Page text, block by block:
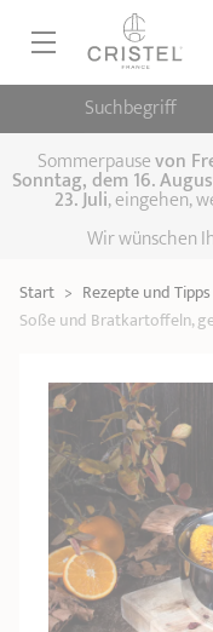
Suchbegriff
PRODUKTBERATER
REZEPTE UND TIPPS
PFANNEN, SAUTEUSEN
Pfannen
KOCHTÖPFE,
Kochtöpfe
Topfsets
DAMFPAUFSÄTZE
Dämpfaufsätze
KÜCHENHELFER
SPEZIELLE
Couscous-Töpfe
Ofenform - Bräter
Wasserkessel
ZUBEHÖR, PFLEGE
Deckel
IDEEN &
Sommerpausevon
Sonntag, dem 16.
23. Juli, eingehen,
Wir wünschen
Start > Rezepte und Tipps
Soße und Bratkartoffeln,